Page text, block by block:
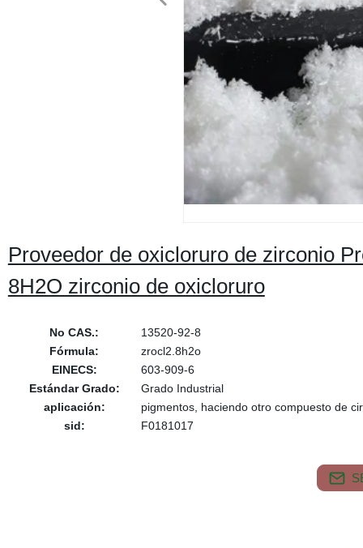
Proveedor de oxicloruro de zirconio
8H2O zirconio de oxicloruro
No CAS.:
13520-92-8
Fórmula:
zrocl2.8h2o
EINECS:
603-909-6
Estándar Grado:
Grado Industrial
aplicación:
pigmentos, haciendo otro compuesto de
sid:
F0181017